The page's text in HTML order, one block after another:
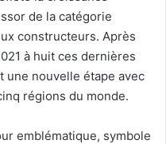
de la catégorie
constructeurs. Après
à huit ces dernières
une nouvelle étape avec
régions du monde.
emblématique, symbole